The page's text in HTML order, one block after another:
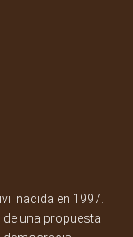
nacida en 1997.
una propuesta